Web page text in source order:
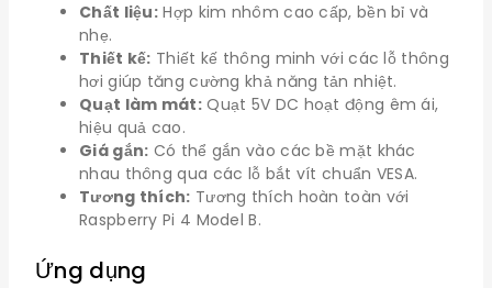
Chất liệu: Hợp kim nhôm cao cấp, bền bỉ và
nhẹ.
Thiết kế: Thiết kế thông minh với các lỗ thông
hơi giúp tăng cường khả năng tản nhiệt.
Quạt làm mát:Quạt 5V DC hoạt động êm ái,
hiệu quả cao.
Giá gắn: Có thể gắn vào các bề mặt khác
nhau thông qua các lỗ bắt vít chuẩn VESA.
Tương thích: Tương thích hoàn toàn với
Raspberry Pi 4 Model B.
Ứng dụng